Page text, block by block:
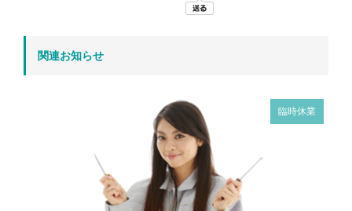
関連お知らせ
臨時休業